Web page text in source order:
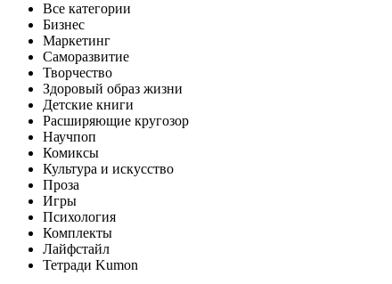
Все категории
Бизнес
Маркетинг
Саморазвитие
Творчество
Здоровый образ жизни
Детские книги
Расширяющие кругозор
Научпоп
Комиксы
Культура и искусство
Проза
Игры
Психология
Комплекты
Лайфстайл
Тетради Kumon